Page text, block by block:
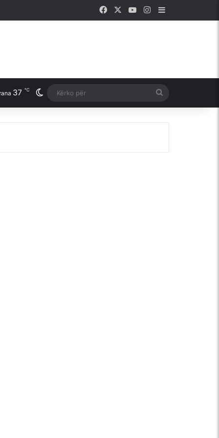
Facebook YouTubeInstagram
37 ℃ Switch skin
për